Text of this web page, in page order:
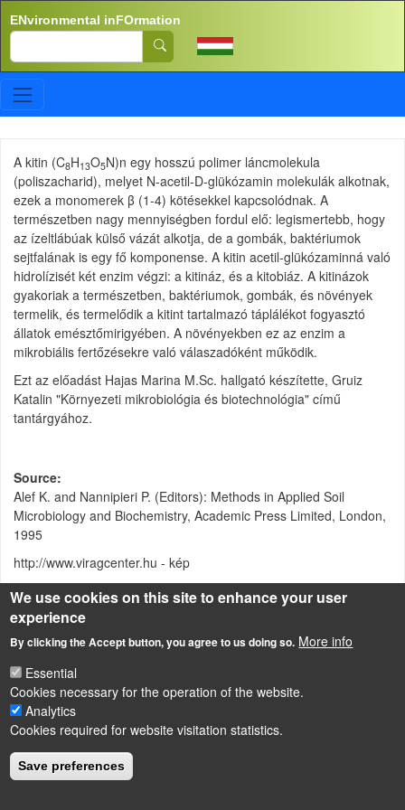
ENvironmental inFOrmation
Search
A kitin (C8H13O5N)n egy hosszú polimer láncmolekula
(poliszacharid), melyet N-acetil-D-glükózamin molekulák alkotnak,
ezek a monomerek β (1-4) kötésekkel kapcsolódnak. A
természetben nagy mennyiségben fordul elő: legismertebb, hogy
az ízeltlábúak külső vázát alkotja, de a gombák, baktériumok
sejtfalának is egy fő komponense. A kitin acetil-glükózaminná való
hidrolízisét két enzim végzi: a kitináz, és a kitobiáz. A kitinázok
gyakoriak a természetben, baktériumok, gombák, és növények
termelik, és termelődik a kitint tartalmazó táplálékot fogyasztó
állatok emésztőmirigyében. A növényekben ez az enzim a
mikrobiális fertőzésekre való válaszadóként működik.
Ezt az előadást Hajas Marina M.Sc. hallgató készítette, Gruiz
Katalin "Környezeti mikrobiológia és biotechnológia" című
tantárgyához.
Source
Alef K. and Nannipieri P. (Editors): Methods in Applied Soil
Microbiology and Biochemistry, Academic Press Limited, London,
1995
http://www.viragcenter.hu - kép
Attachment
Kitináz aktivitás mérése a talajban
83 KB
LÁBLÉC
Impressum
Powered byDrupal
We use cookies on this site to enhance your user
experience
By clicking the Accept button, you agree to us doing so. More info
Essential
Cookies necessary for the operation of the website.
Analytics
Cookies required for website visitation statistics.
Save preferences